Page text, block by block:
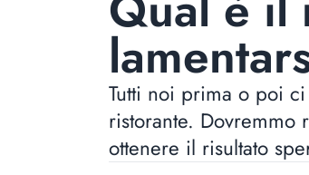
Tutti noi prima o poi
ristorante.
ottenere il risultato